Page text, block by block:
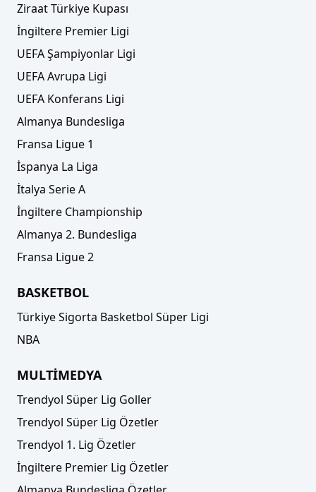
Ziraat Türkiye Kupası
İngiltere Premier Ligi
UEFA Şampiyonlar Ligi
UEFA Avrupa Ligi
UEFA Konferans Ligi
Almanya Bundesliga
Fransa Ligue 1
İspanya La Liga
İtalya Serie A
İngiltere Championship
Almanya 2. Bundesliga
Fransa Ligue 2
BASKETBOL
Türkiye Sigorta Basketbol Süper Ligi
NBA
MULTİMEDYA
Trendyol Süper Lig Goller
Trendyol Süper Lig Özetler
Trendyol 1. Lig Özetler
İngiltere Premier Lig Özetler